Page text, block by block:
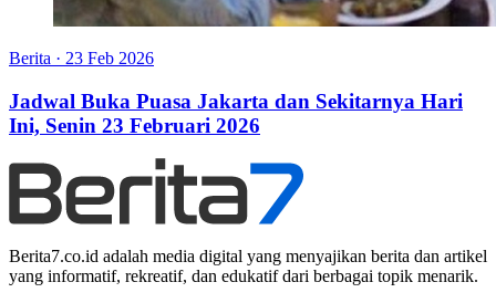
Berita · 23 Feb 2026
Jadwal Buka Puasa Jakarta dan Sekitarnya Hari
Ini, Senin 23 Februari 2026
Berita7.co.id adalah media digital yang menyajikan berita dan artikel
yang informatif, rekreatif, dan edukatif dari berbagai topik menarik.